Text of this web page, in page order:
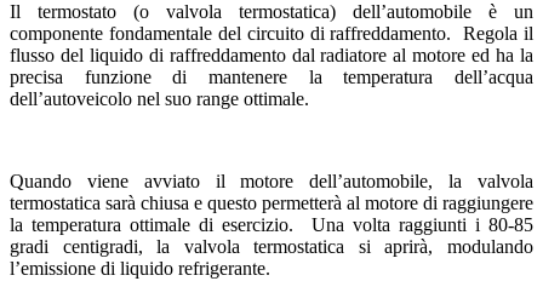
Il termostato (o valvola termostatica) dell’automobile è un
componente fondamentale del circuito di raffreddamento. Regola il
flusso del liquido di raffreddamento dal radiatore al motore ed ha la
precisa funzione di mantenere la temperatura dell’acqua
dell’autoveicolo nel suo range ottimale.
Quando viene avviato il motore dell’automobile, la valvola
termostatica sarà chiusa e questo permetterà al motore di raggiungere
la temperatura ottimale di esercizio. Una volta raggiunti i 80-85
gradi centigradi, la valvola termostatica si aprirà, modulando
l’emissione di liquido refrigerante.